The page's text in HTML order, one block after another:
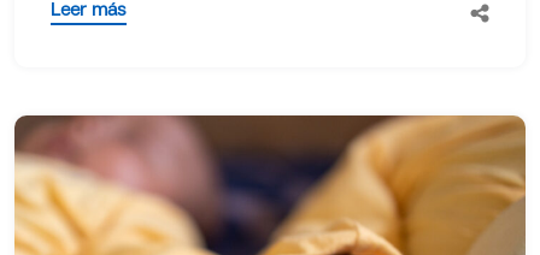
Leer más